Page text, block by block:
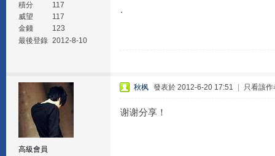
積分
117
威望
117
金錢
123
最後登錄 2012-8-10
.
高級會員
秋枫 發表於 2012-6-20 17:51 只看該作
谢谢分享！